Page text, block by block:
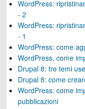
WordPress:
- 2
WordPress:
- 1
WordPress: come
WordPress, come
Drupal 8: tre temi
Drupal 8: come
WordPress: come
pubblicazioni